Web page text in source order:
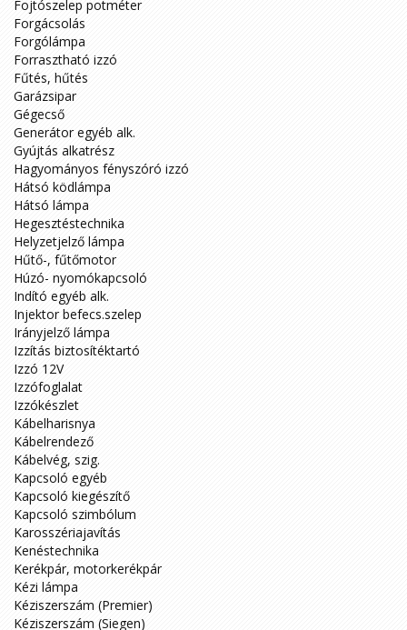
Fojtószelep potméter
Forgácsolás
Forgólámpa
Forrasztható izzó
Fűtés, hűtés
Garázsipar
Gégecső
Generátor egyéb alk.
Gyújtás alkatrész
Hagyományos fényszóró izzó
Hátsó ködlámpa
Hátsó lámpa
Hegesztéstechnika
Helyzetjelző lámpa
Hűtő-, fűtőmotor
Húzó- nyomókapcsoló
Indító egyéb alk.
Injektor befecs.szelep
Irányjelző lámpa
Izzítás biztosítéktartó
Izzó 12V
Izzófoglalat
Izzókészlet
Kábelharisnya
Kábelrendező
Kábelvég, szig.
Kapcsoló egyéb
Kapcsoló kiegészítő
Kapcsoló szimbólum
Karosszériajavítás
Kenéstechnika
Kerékpár, motorkerékpár
Kézi lámpa
Kéziszerszám (Premier)
Kéziszerszám (Siegen)